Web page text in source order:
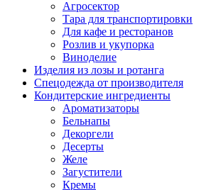
Агросектор
Тара для транспортировки
Для кафе и ресторанов
Розлив и укупорка
Виноделие
Изделия из лозы и ротанга
Спецодежда от производителя
Кондитерские ингредиенты
Ароматизаторы
Бельнапы
Декоргели
Десерты
Желe
Загустители
Кремы